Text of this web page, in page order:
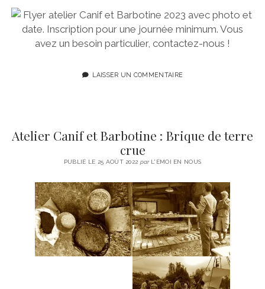
LAISSER UN COMMENTAIRE
Atelier Canif et Barbotine : Brique de terre
crue
PUBLIÉ LE 25 AOÛT 2022 parL'ÉMOI EN NOUS